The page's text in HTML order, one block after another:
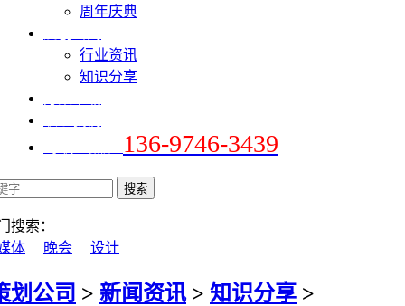
周年庆典
行业资讯
知识分享
136-9746-3439
搜索：
体
晚会 设计
划公司 > 新闻资讯> 知识分享 >